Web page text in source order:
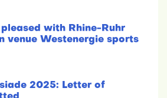
with Rhine-Ruhr
venue Westenergie sports
2025: Letter of